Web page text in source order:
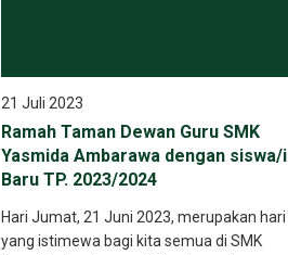
21 Juli 2023
Ramah Taman Dewan Guru SMK
Yasmida Ambarawa dengan siswa/i
Baru TP. 2023/2024
Hari Jumat, 21 Juni 2023, merupakan hari
yang istimewa bagi kita semua di SMK